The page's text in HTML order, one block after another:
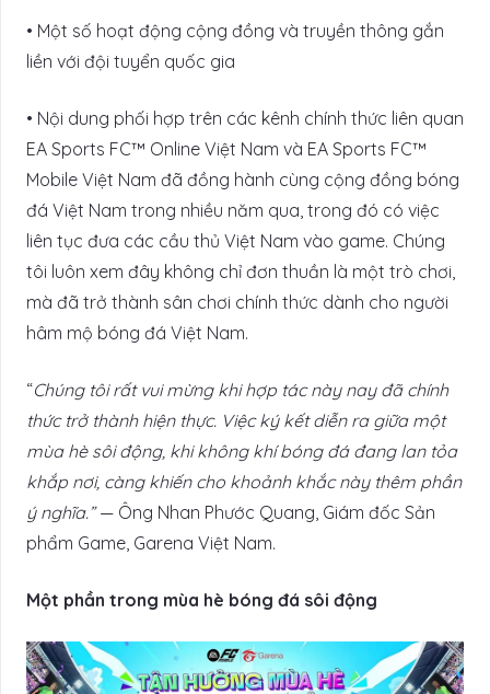
• Một số hoạt động cộng đồng và truyền thông gắn
liền với đội tuyển quốc gia
• Nội dung phối hợp trên các kênh chính thức liên quan
EA Sports FC™ Online Việt Nam và EA Sports FC™
Mobile Việt Nam đã đồng hành cùng cộng đồng bóng
đá Việt Nam trong nhiều năm qua, trong đó có việc
liên tục đưa các cầu thủ Việt Nam vào game. Chúng
tôi luôn xem đây không chỉ đơn thuần là một trò chơi,
mà đã trở thành sân chơi chính thức dành cho người
hâm mộ bóng đá Việt Nam.
“Chúng tôi rất vui mừng khi hợp tác này nay đã chính
thức trở thành hiện thực. Việc ký kết diễn ra giữa một
mùa hè sôi động, khi không khí bóng đá đang lan tỏa
khắp nơi, càng khiến cho khoảnh khắc này thêm phần
ý nghĩa.”— Ông Nhan Phước Quang, Giám đốc Sản
phẩm Game, Garena Việt Nam.
Một phần trong mùa hè bóng đá sôi động